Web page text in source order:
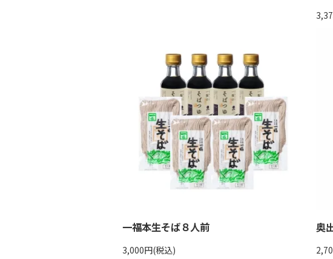
一福本生そば８人前
3,000円(税込)
奥